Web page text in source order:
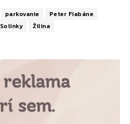
parkovanie
Peter Fiabáne
Solinky Žilina